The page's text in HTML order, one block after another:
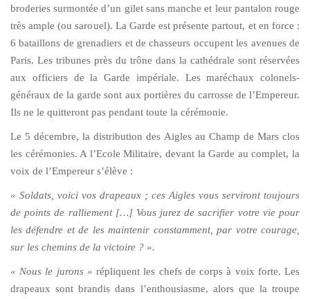
broderies surmontée d’un gilet sans manche et leur pantalon rouge
très ample (ou sarouel). La Garde est présente partout, et en force :
6 bataillons de grenadiers et de chasseurs occupent les avenues de
Paris. Les tribunes près du trône dans la cathédrale sont réservées
aux officiers de la Garde impériale. Les maréchaux colonels-
généraux de la garde sont aux portières du carrosse de l’Empereur.
Ils ne le quitteront pas pendant toute la cérémonie.
Le 5 décembre, la distribution des Aigles au Champ de Mars clos
les cérémonies. A l’Ecole Militaire, devant la Garde au complet, la
voix de l’Empereur s’élève :
« Soldats, voici vos drapeaux ; ces Aigles vous serviront toujours
de points de ralliement […] Vous jurez de sacrifier votre vie pour
les défendre et de les maintenir constamment, par votre courage,
sur les chemins de la victoire ? ».
« Nous le jurons » répliquent les chefs de corps à voix forte. Les
drapeaux sont brandis dans l’enthousiasme, alors que la troupe